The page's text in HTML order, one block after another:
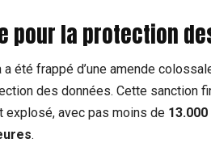
pour laprotection
été frappé d’une amende
des données. Cette sanction
avec pas moins de
.